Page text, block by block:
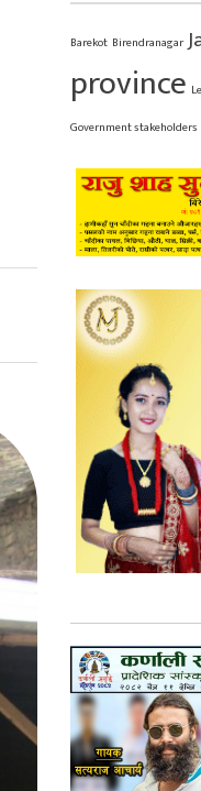
Barekot Birendranagar
province
Government stakeholders